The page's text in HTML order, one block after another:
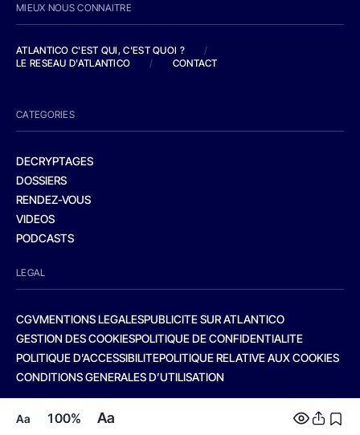
Aa 100% Aa
MIEUX NOUS CONNAITRE
ATLANTICO C'EST QUI, C'EST QUOI ?
/
LE RESEAU D'ATLANTICO
/ CONTACT
CATEGORIES
DECRYPTAGES
DOSSIERS
RENDEZ-VOUS
VIDEOS
PODCASTS
LEGAL
CGVMENTIONS LEGALESPUBLICITE SUR ATLANTICO
GESTION DES COOKIESPOLITIQUE DE CONFIDENTIALITE
POLITIQUE D’ACCESSIBILITEPOLITIQUE RELATIVE AUX COOKIES
CONDITIONS GENERALES D’UTILISATION